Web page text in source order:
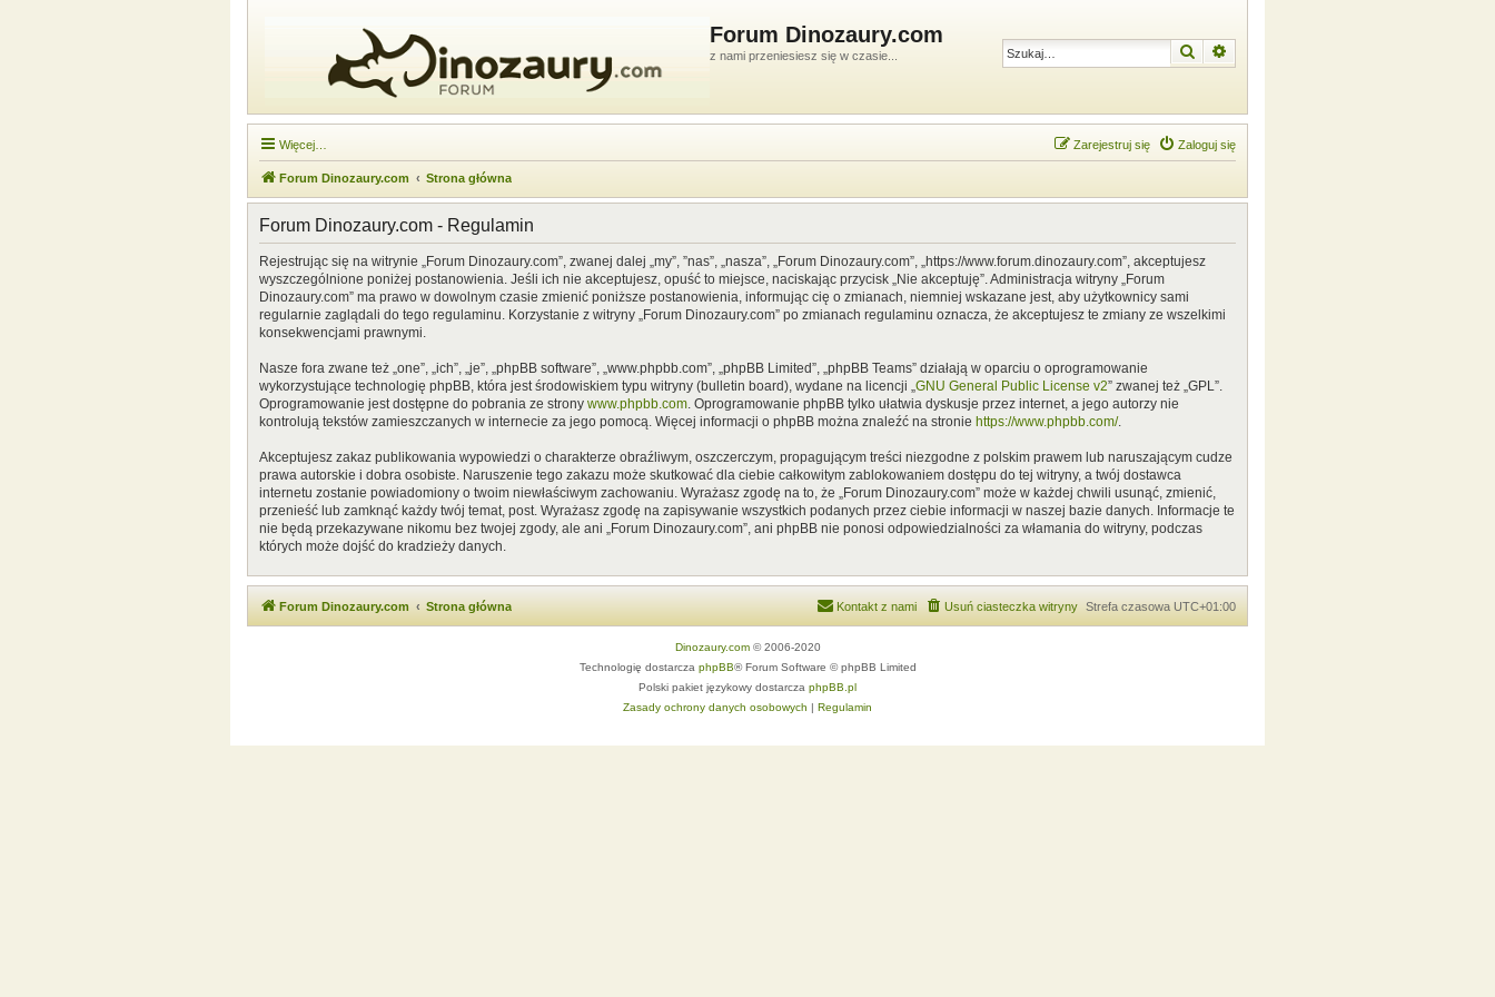
Forum Dinozaury.com
z nami przeniesiesz się w czasie... Szukaj
Więcej… Zaloguj się
Zarejestruj się
Forum Dinozaury.com Strona główna
Forum Dinozaury.com - Regulamin
Rejestrując się na witrynie „Forum Dinozaury.com”, zwanej dalej „my”, ”nas”, „nasza”, „Forum Dinozaury.com”, „https://www.forum.dinozaury.com”, akceptujesz
wyszczególnione poniżej postanowienia. Jeśli ich nie akceptujesz, opuść to miejsce, naciskając przycisk „Nie akceptuję”. Administracja witryny „Forum
Dinozaury.com” ma prawo w dowolnym czasie zmienić poniższe postanowienia, informując cię o zmianach, niemniej wskazane jest, aby użytkownicy sami
regularnie zaglądali do tego regulaminu. Korzystanie z witryny „Forum Dinozaury.com” po zmianach regulaminu oznacza, że akceptujesz te zmiany ze wszelkimi
konsekwencjami prawnymi.
Nasze fora zwane też „one”, „ich”, „je”, „phpBB software”, „www.phpbb.com”, „phpBB Limited”, „phpBB Teams” działają w oparciu o oprogramowanie
wykorzystujące technologię phpBB, która jest środowiskiem typu witryny (bulletin board), wydane na licencji „GNU General Public License v2” zwanej też „GPL”.
Oprogramowanie jest dostępne do pobrania ze strony www.phpbb.com. Oprogramowanie phpBB tylko ułatwia dyskusje przez internet, a jego autorzy nie
kontrolują tekstów zamieszczanych w internecie za jego pomocą. Więcej informacji o phpBB można znaleźć na stronie https://www.phpbb.com/.
Akceptujesz zakaz publikowania wypowiedzi o charakterze obraźliwym, oszczerczym, propagującym treści niezgodne z polskim prawem lub naruszającym cudze
prawa autorskie i dobra osobiste. Naruszenie tego zakazu może skutkować dla ciebie całkowitym zablokowaniem dostępu do tej witryny, a twój dostawca
internetu zostanie powiadomiony o twoim niewłaściwym zachowaniu. Wyrażasz zgodę na to, że „Forum Dinozaury.com” może w każdej chwili usunąć, zmienić,
przenieść lub zamknąć każdy twój temat, post. Wyrażasz zgodę na zapisywanie wszystkich podanych przez ciebie informacji w naszej bazie danych. Informacje te
nie będą przekazywane nikomu bez twojej zgody, ale ani „Forum Dinozaury.com”, ani phpBB nie ponosi odpowiedzialności za włamania do witryny, podczas
których może dojść do kradzieży danych.
Forum Dinozaury.com Strona główna Strefa czasowa UTC+01:00
Usuń ciasteczka witryny
Kontakt z nami
Dinozaury.com© 2006-2020
Technologię dostarcza phpBB® Forum Software © phpBB Limited
Polski pakiet językowy dostarcza phpBB.pl
Zasady ochrony danych osobowych | Regulamin